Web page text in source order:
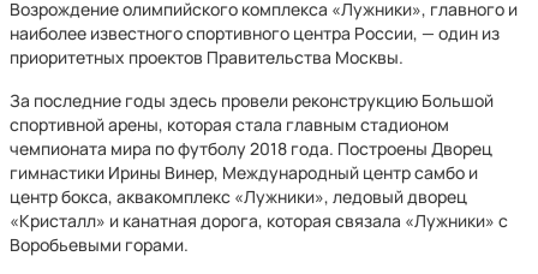
Возрождение олимпийского комплекса «Лужники», главного и
наиболее известного спортивного центра России, — один из
приоритетных проектов Правительства Москвы.
За последние годы здесь провели реконструкцию Большой
спортивной арены, которая стала главным стадионом
чемпионата мира по футболу 2018 года. Построены Дворец
гимнастики Ирины Винер, Международный центр самбо и
центр бокса, аквакомплекс «Лужники», ледовый дворец
«Кристалл» и канатная дорога, которая связала «Лужники» с
Воробьевыми горами.